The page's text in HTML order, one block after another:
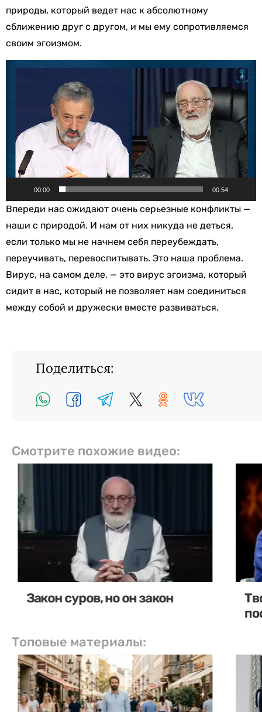
природы, который ведет нас к абсолютному
сближению друг с другом, и мы ему сопротивляемся
своим эгоизмом.
Видеоплеер
00:00 00:54
Впереди нас ожидают очень серьезные конфликты —
наши с природой. И нам от них никуда не деться,
если только мы не начнем себя переубеждать,
переучивать, перевоспитывать. Это наша проблема.
Вирус, на самом деле, — это вирус эгоизма, который
сидит в нас, который не позволяет нам соединиться
между собой и дружески вместе развиваться.
Поделиться:
Смотрите похожие видео:
Закон суров, но он закон
Топовые материалы: